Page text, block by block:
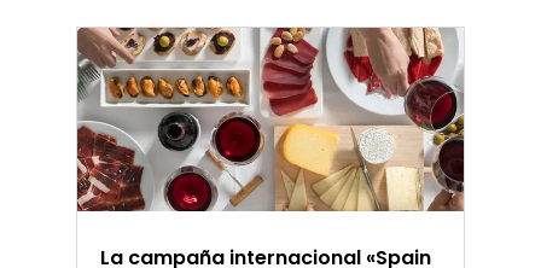
La campaña internacional «Spain